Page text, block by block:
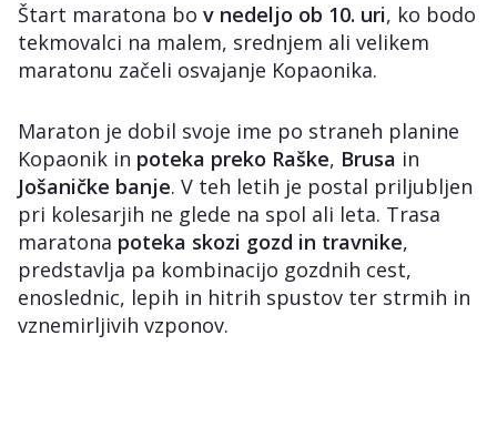
Štart maratona bo v nedeljo ob 10. uri, ko bodo
tekmovalci na malem, srednjem ali velikem
maratonu začeli osvajanje Kopaonika.
Maraton je dobil svoje ime po straneh planine
Kopaonik in poteka preko Raške, Brusa in
Jošaničke banje. V teh letih je postal priljubljen
pri kolesarjih ne glede na spol ali leta. Trasa
maratona poteka skozi gozd in travnike,
predstavlja pa kombinacijo gozdnih cest,
enoslednic, lepih in hitrih spustov ter strmih in
vznemirljivih vzponov.